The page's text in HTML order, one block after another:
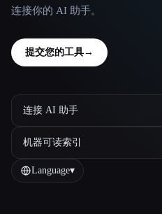
连接你的 AI 助手。
提交您的工具→
连接 AI 助手
机器可读索引
Language▾